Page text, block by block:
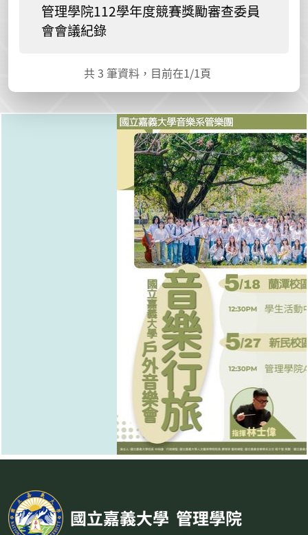
管理學院112學年度競賽獎勵審查委員
會會議紀錄
共3 筆資料，目前在1/1頁
國立嘉義大學 管理學院